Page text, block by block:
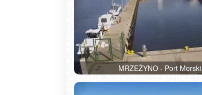
MRZEŻYNO - Port Morski